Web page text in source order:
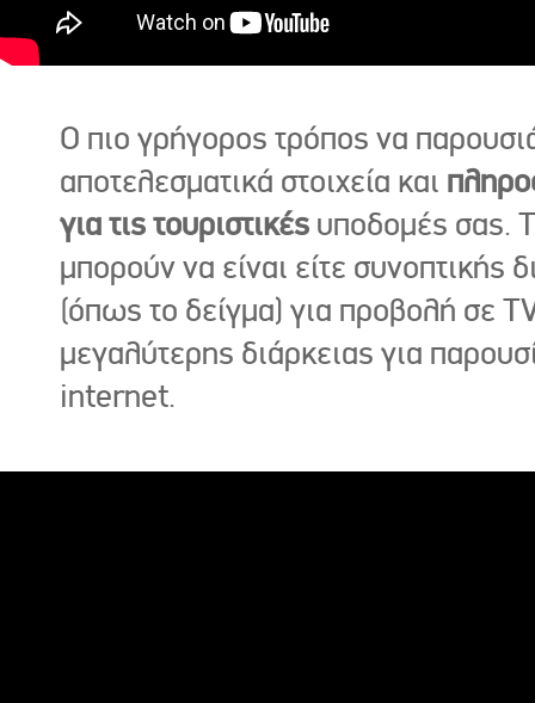
Ο πιο γρήγορος τρόπος να
αποτελεσματικά στοιχεία και
για τις τουριστικές υποδομές σας.
μπορούν να είναι είτε συνοπτικής
(όπως το δείγμα) για προβολή σε
μεγαλύτερης διάρκειας για
internet.